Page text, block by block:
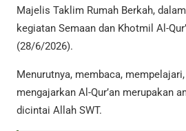
Majelis Taklim Rumah Berkah,
kegiatan Semaan dan Khotmil Al-
(28/6/2026).
Menurutnya, membaca,
mengajarkan Al-Qur’an merupakan
dicintai Allah SWT.